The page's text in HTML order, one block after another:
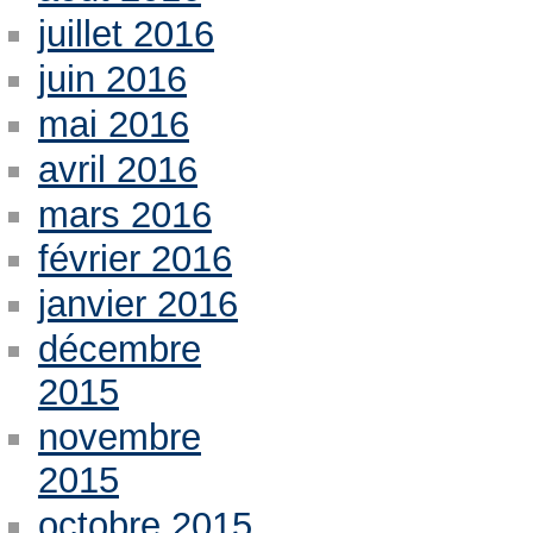
juillet 2016
juin 2016
mai 2016
avril 2016
mars 2016
février 2016
janvier 2016
décembre
2015
novembre
2015